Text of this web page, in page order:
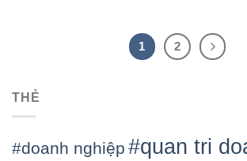
1 2
THẺ
#doanh nghiệp #quan tri